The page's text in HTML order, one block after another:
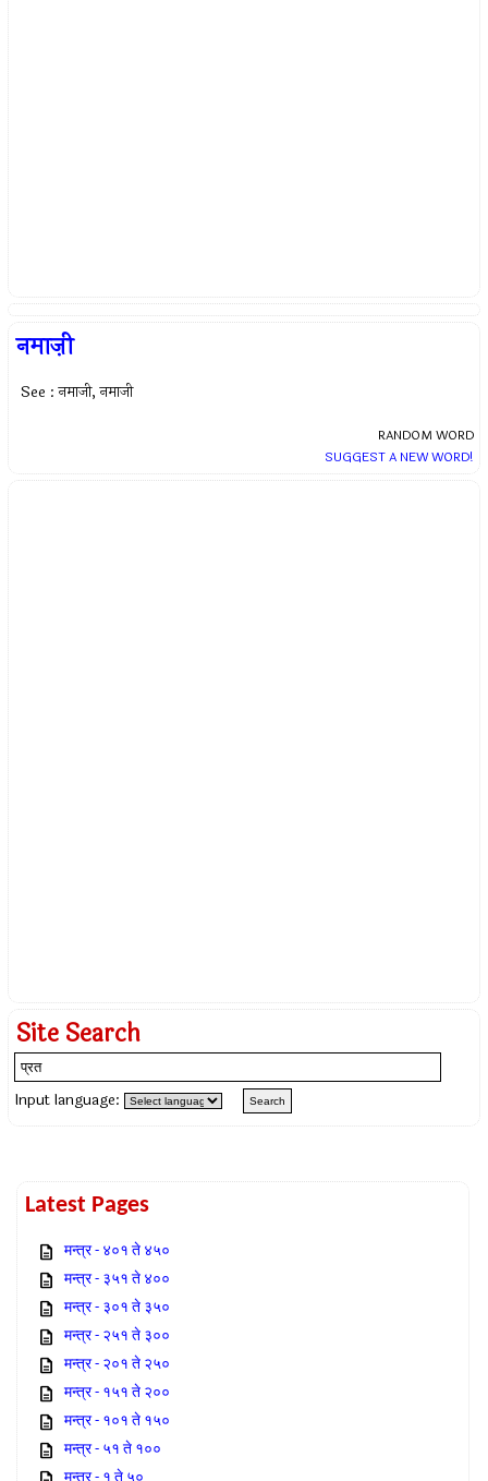
नमाज़ी
See : नमाजी, नमाजी
RANDOM WORD
SUGGEST A NEW WORD!
Site Search
Input language:
Latest Pages
मन्त्र - ४०१ ते ४५०
मन्त्र - ३५१ ते ४००
मन्त्र - ३०१ ते ३५०
मन्त्र - २५१ ते ३००
मन्त्र - २०१ ते २५०
मन्त्र - १५१ ते २००
मन्त्र - १०१ ते १५०
मन्त्र - ५१ ते १००